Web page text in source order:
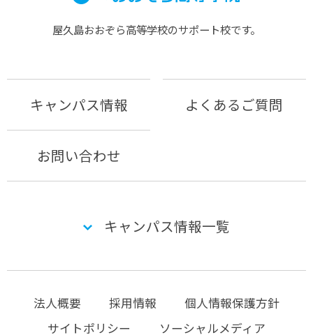
屋久島おおぞら⾼等学校のサポート校です。
キャンパス情報 よくあるご質問
お問い合わせ
キャンパス情報一覧
法人概要 採用情報
個人情報保護方針
サイトポリシー
ソーシャルメディア